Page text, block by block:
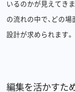
いるのかが見えてき
の流れの中で、どの場
設計が求められます。
編集を活かすた